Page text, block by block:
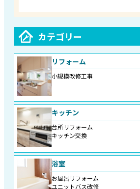
カテゴリー
リフォーム
小規模改修工事
キッチン
台所リフォーム
キッチン交換
浴室
お風呂リフォーム
ユニットバス改修